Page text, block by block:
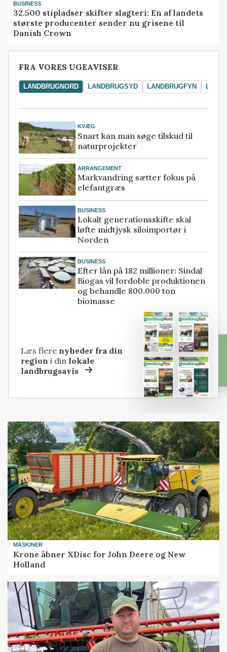
BUSINESS
32.500 stipladser skifter slagteri: En af landets
største producenter sender nu grisene til
Danish Crown
FRA VORES UGEAVISER
LANDBRUGNORD LANDBRUGSYD LANDBRUGFYN
KVÆG
Snart kan man søge tilskud til
naturprojekter
ARRANGEMENT
Markvandring sætter fokus på
elefantgræs
BUSINESS
Lokalt generationsskifte skal
løfte midtjysk siloimportør i
Norden
BUSINESS
Efter lån på 182 millioner: Sindal
Biogas vil fordoble produktionen
og behandle 800.000 ton
biomasse
Læs flere nyheder fra din
region i dinlokale
landbrugsavis
MASKINER
Krone åbner XDisc for John Deere og New
Holland